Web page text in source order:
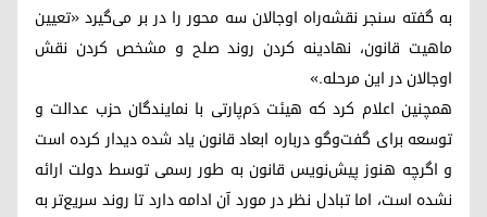
به گفته سنجر نقشه‌راه اوجالان سه محور را در بر می‌گیرد «تعیین
ماهیت قانون، نهادینه کردن روند صلح و مشخص کردن نقش
اوجالان در این مرحله.»
همچنین اعلام کرد که هیئت دَم‌پارتی با نمایندگان حزب عدالت و
توسعه برای گفت‌وگو درباره ابعاد قانون یاد شده دیدار کرده است
و اگرچه هنوز پیش‌نویس قانون به طور رسمی توسط دولت ارائه
نشده است، اما تبادل نظر در مورد آن ادامه دارد تا روند سریع‌تر به